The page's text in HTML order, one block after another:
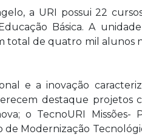
a URI possui 22
Básica. A
total de quatro mil alunos
e a inovação
destaque projetos
o TecnoURI
de Modernização